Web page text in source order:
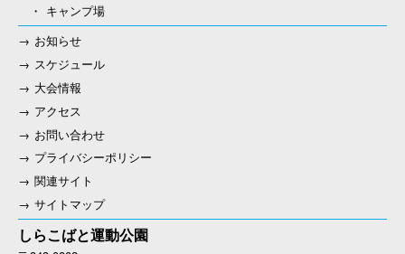
キャンプ場
お知らせ
スケジュール
大会情報
アクセス
お問い合わせ
プライバシーポリシー
関連サイト
サイトマップ
しらこばと運動公園